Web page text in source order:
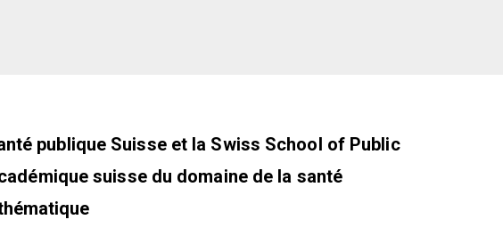
publique Suisse et la Swiss School of Public
suisse du domaine de la santé